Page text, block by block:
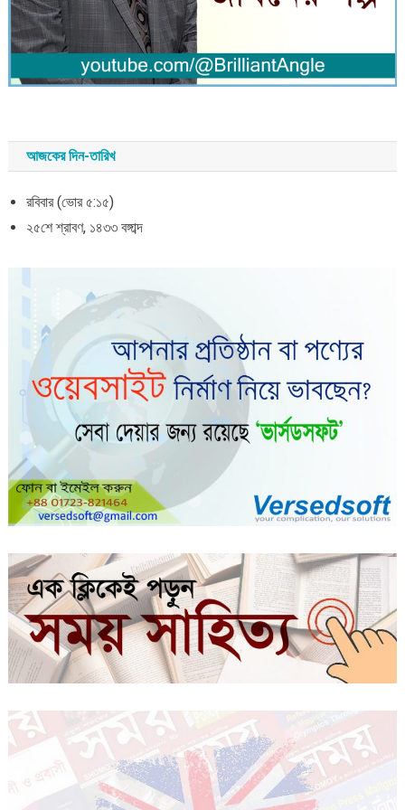
আজকের দিন-তারিখ
রবিবার (ভোর ৫:১৫)
২৫শে শ্রাবণ, ১৪৩৩ বঙ্গাব্দ